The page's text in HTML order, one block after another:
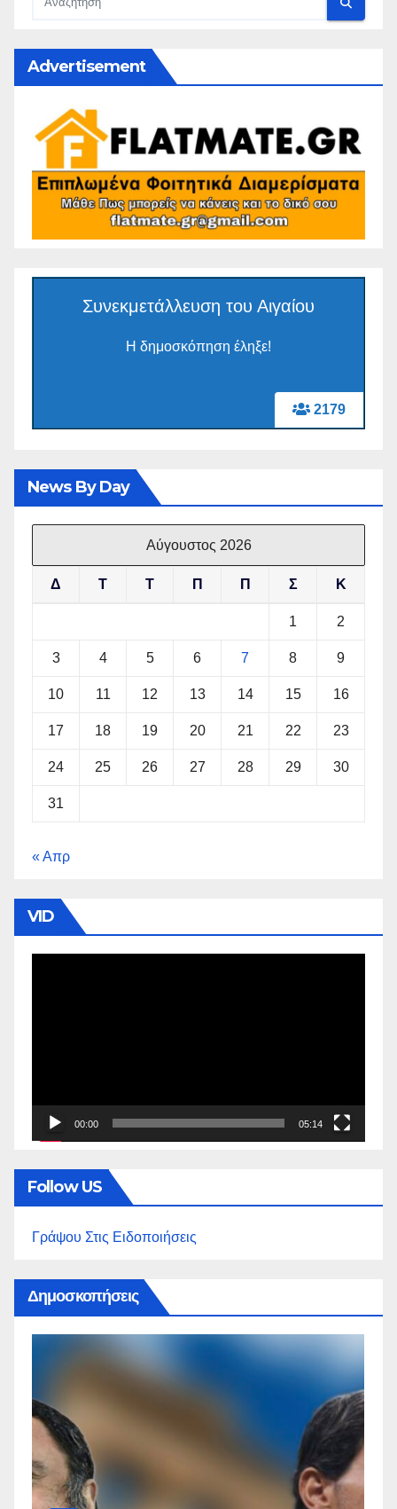
Advertisement
2179
Συνεκμετάλλευση του Αιγαίου
Η δημοσκόπηση έληξε!
News By Day
Αύγουστος 2026
Δ Τ Τ Π Π Σ Κ
1 2
3 4 5 6 7 8 9
10 11 12 13 14 15 16
17 18 19 20 21 22 23
24 25 26 27 28 29 30
31
« Απρ
VID
00:00 05:14
Follow US
Γράψου Στις Ειδοποιήσεις
Δημοσκοπήσεις